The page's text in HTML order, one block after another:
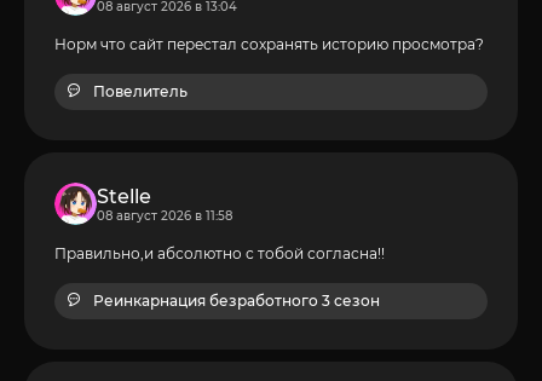
08 август 2026 в 13:04
Норм что сайт перестал сохранять историю просмотра?
Повелитель
Stelle
08 август 2026 в 11:58
Правильно,и абсолютно с тобой согласна!!
Реинкарнация безработного 3 сезон